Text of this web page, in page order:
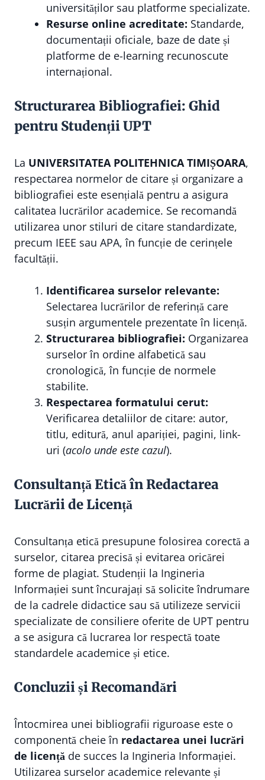
universităților sau platforme specializate.
Resurse online acreditate: Standarde,
documentații oficiale, baze de date și
platforme de e-learning recunoscute
internațional.
Structurarea Bibliografiei: Ghid
pentru Studenții UPT
La UNIVERSITATEA POLITEHNICA TIMIȘOARA,
respectarea normelor de citare și organizare a
bibliografiei este esențială pentru a asigura
calitatea lucrărilor academice. Se recomandă
utilizarea unor stiluri de citare standardizate,
precum IEEE sau APA, în funcție de cerințele
facultății.
Identificarea surselor relevante:
Selectarea lucrărilor de referință care
susțin argumentele prezentate în licență.
Structurarea bibliografiei: Organizarea
surselor în ordine alfabetică sau
cronologică, în funcție de normele
stabilite.
Respectarea formatului cerut:
Verificarea detaliilor de citare: autor,
titlu, editură, anul apariției, pagini, link-
uri (acolo unde este cazul).
Consultanță Etică în Redactarea
Lucrării de Licență
Consultanța etică presupune folosirea corectă a
surselor, citarea precisă și evitarea oricărei
forme de plagiat. Studenții la Ingineria
Informației sunt încurajați să solicite îndrumare
de la cadrele didactice sau să utilizeze servicii
specializate de consiliere oferite de UPT pentru
a se asigura că lucrarea lor respectă toate
standardele academice și etice.
Concluzii și Recomandări
Întocmirea unei bibliografii riguroase este o
componentă cheie în redactarea unei lucrări
de licență de succes la Ingineria Informației.
Utilizarea surselor academice relevante și